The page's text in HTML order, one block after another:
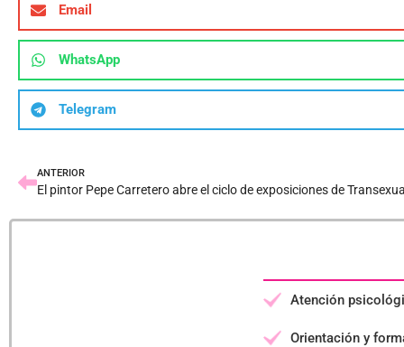
Email
WhatsApp
Telegram
ANTERIOR
El pintor Pepe Carretero abre el ciclo de exposiciones de
Atención
Orientación y